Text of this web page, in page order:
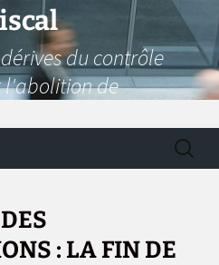
du contrôle
l'abolition de
: LA FIN DE